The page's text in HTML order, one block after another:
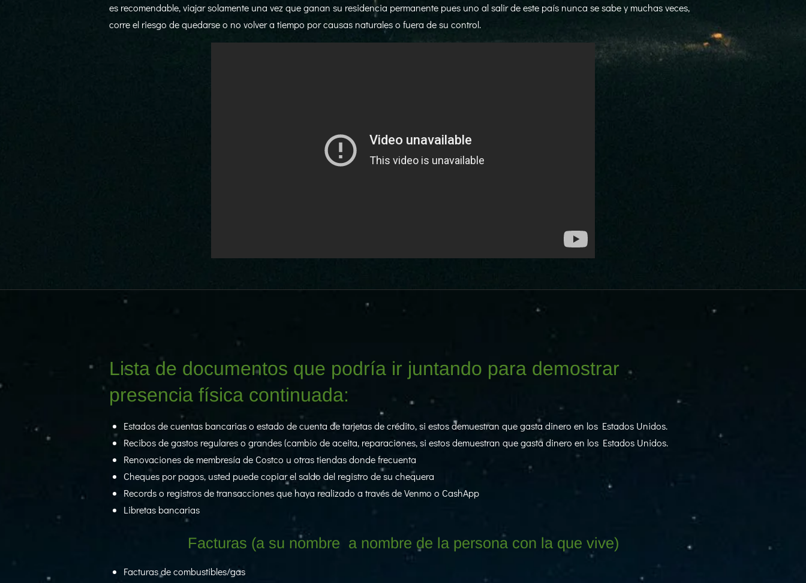
es recomendable, viajar solamente una vez que ganan su residencia permanente pues uno al salir de este país nunca se sabe y muchas veces,
corre el riesgo de quedarse o no volver a tiempo por causas naturales o fuera de su control.
Lista de documentos que podría ir juntando para demostrar
presencia física continuada:
Estados de cuentas bancarias o estado de cuenta de tarjetas de crédito, si estos demuestran que gasta dinero en los Estados Unidos.
Recibos de gastos regulares o grandes (cambio de aceita, reparaciones, si estos demuestran que gasta dinero en los Estados Unidos.
Renovaciones de membresía de Costco u otras tiendas donde frecuenta
Cheques por pagos, usted puede copiar el saldo del registro de su chequera
Records o registros de transacciones que haya realizado a través de Venmo o CashApp
Libretas bancarias
Facturas (a su nombre a nombre de la persona con la que vive)
Facturas de combustibles/gas